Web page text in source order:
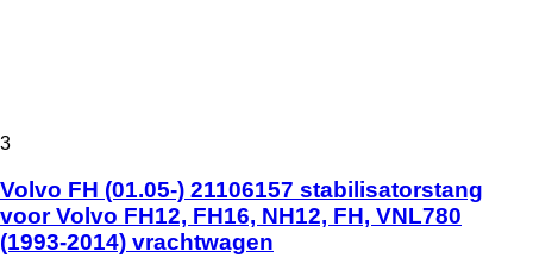
3
Volvo FH (01.05-) 21106157 stabilisatorstang
voor Volvo FH12, FH16, NH12, FH, VNL780
(1993-2014) vrachtwagen